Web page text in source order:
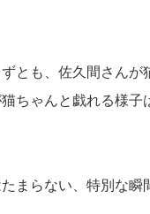
とも、佐久間さん
ちゃんと戯れる様子
まらない、特別な瞬